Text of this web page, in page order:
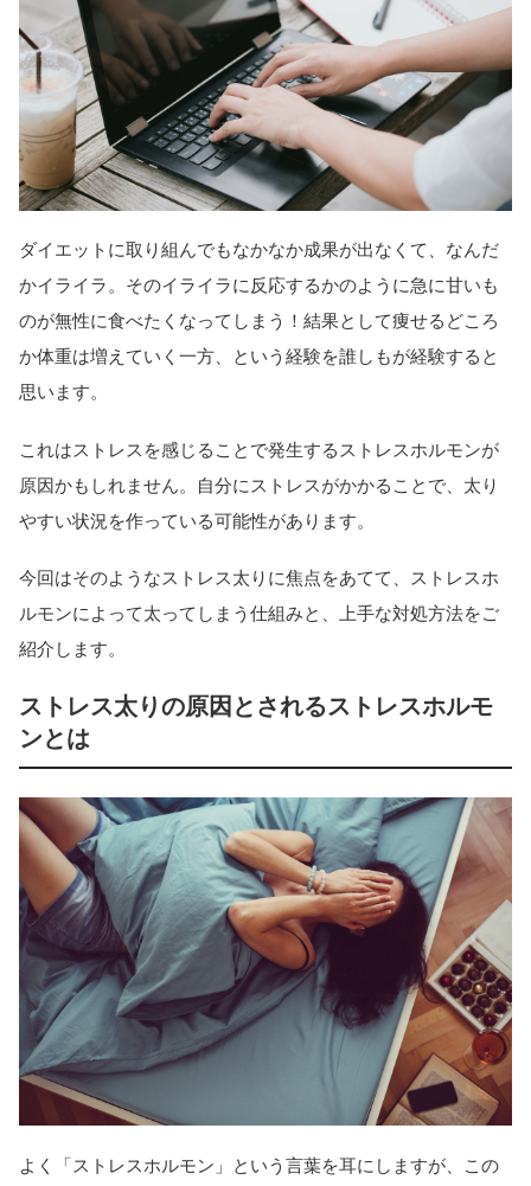
ダイエットに取り組んでもなかなか成果が出なくて、なんだ
かイライラ。そのイライラに反応するかのように急に甘いも
のが無性に食べたくなってしまう！結果として痩せるどころ
か体重は増えていく一方、という経験を誰しもが経験すると
思います。
これはストレスを感じることで発生するストレスホルモンが
原因かもしれません。自分にストレスがかかることで、太り
やすい状況を作っている可能性があります。
今回はそのようなストレス太りに焦点をあてて、ストレスホ
ルモンによって太ってしまう仕組みと、上手な対処方法をご
紹介します。
ストレス太りの原因とされるストレスホルモ
ンとは
よく「ストレスホルモン」という言葉を耳にしますが、この